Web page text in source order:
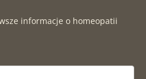
informacje o homeopatii